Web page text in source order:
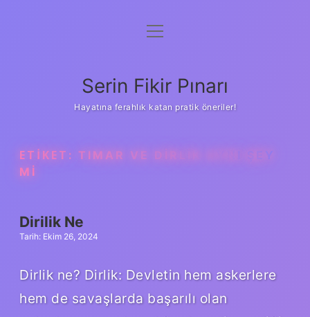
Gizlilik Politikası
Yasal Uyarı
menüyü
Serin Fikir Pınarı
Hayatına ferahlık katan pratik öneriler!
ETIKET: TIMAR VE DIRLIK AYNI ŞEY
MI
Dirilik Ne
Tarih: Ekim 26, 2024
Dirlik ne? Dirlik: Devletin hem askerlere
hem de savaşlarda başarılı olan